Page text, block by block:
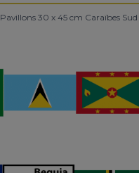
Pavillons 30 x 45 cm Caraïbes Sud